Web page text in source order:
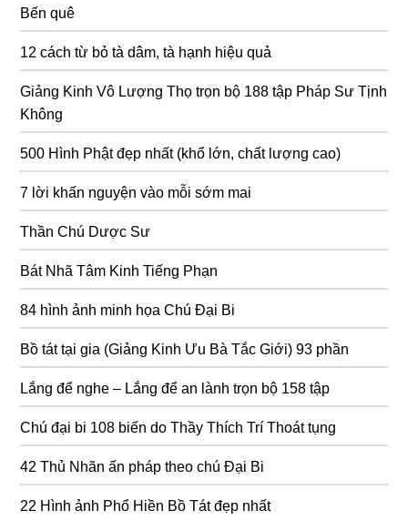
Bến quê
12 cách từ bỏ tà dâm, tà hạnh hiệu quả
Giảng Kinh Vô Lượng Thọ trọn bộ 188 tập Pháp Sư Tịnh
Không
500 Hình Phật đẹp nhất (khổ lớn, chất lượng cao)
7 lời khấn nguyện vào mỗi sớm mai
Thần Chú Dược Sư
Bát Nhã Tâm Kinh Tiếng Phạn
84 hình ảnh minh họa Chú Đại Bi
Bồ tát tại gia (Giảng Kinh Ưu Bà Tắc Giới) 93 phần
Lắng để nghe – Lắng để an lành trọn bộ 158 tập
Chú đại bi 108 biến do Thầy Thích Trí Thoát tụng
42 Thủ Nhãn ấn pháp theo chú Đại Bi
22 Hình ảnh Phổ Hiền Bồ Tát đẹp nhất